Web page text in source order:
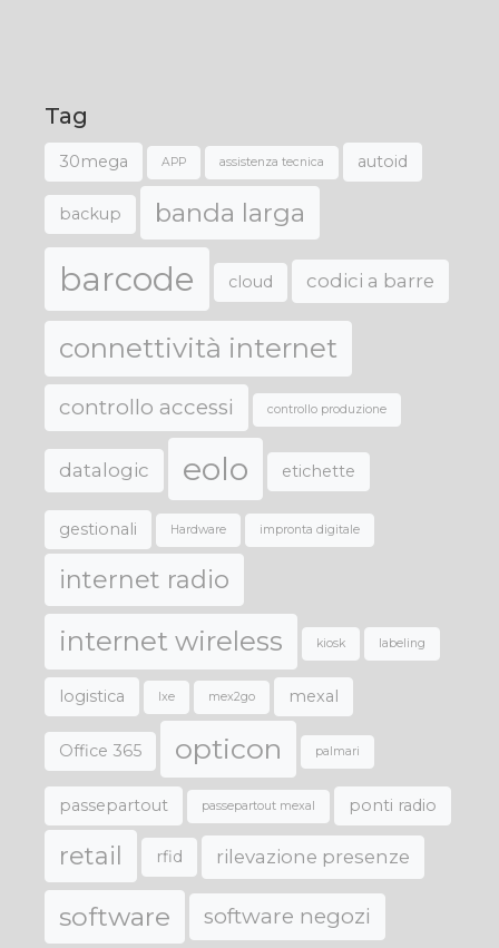
Tag
30mega APP assistenza tecnica autoid
backup banda larga
barcode cloud codici a barre
connettività internet
controllo accessi controllo produzione
datalogic eolo etichette
gestionali Hardware impronta digitale
internet radio
internet wireless kiosk labeling
logistica lxe mex2go mexal
Office 365 opticon palmari
passepartout passepartout mexal ponti radio
retail rfid rilevazione presenze
software software negozi